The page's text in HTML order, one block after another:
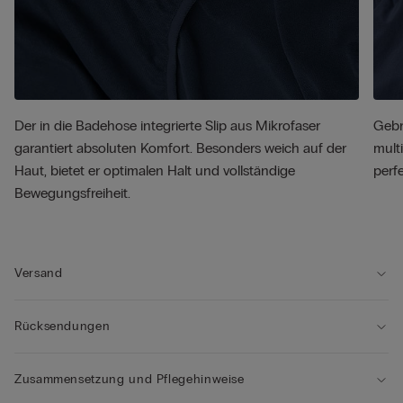
Der in die Badehose integrierte Slip aus Mikrofaser
garantiert absoluten Komfort. Besonders weich auf der
Haut, bietet er optimalen Halt und vollständige
Bewegungsfreiheit.
Versand
Rücksendungen
Zusammensetzung und Pflegehinweise